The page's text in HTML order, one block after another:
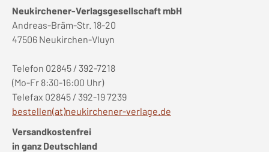
Neukirchener-Verlagsgesellschaft mbH
Andreas-Bräm-Str. 18-20
47506 Neukirchen-Vluyn
Telefon 02845 / 392-7218
(Mo-Fr 8:30-16:00 Uhr)
Telefax 02845 / 392-19 7239
bestellen(at)neukirchener-verlage.de
Versandkostenfrei
in ganz Deutschland